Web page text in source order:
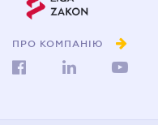
ПРО КОМПАНІЮ